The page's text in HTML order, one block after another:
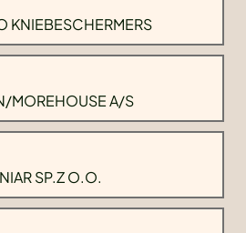
KNIEBESCHERMERS
MOREHOUSE A/S
SP.Z O.O.